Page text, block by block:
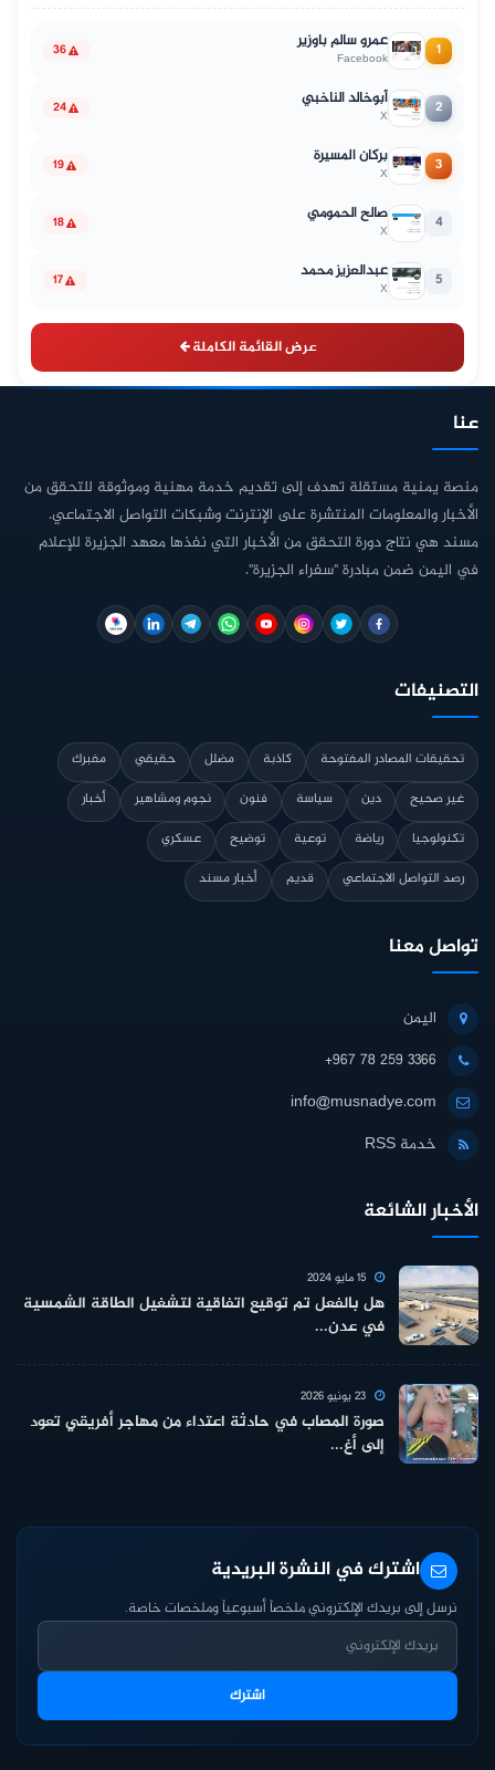
1 عمرو سالم باوزير
Facebook
36
2 أبوخالد الناخبي
X
24
3 بركان المسيرة
X
19
4 صالح الحمومي
X
18
5 عبدالعزيز محمد
X
17
عرض القائمة الكاملة
عنا
منصة يمنية مستقلة تهدف إلى تقديم خدمة مهنية وموثوقة للتحقق من
الأخبار والمعلومات المنتشرة على الإنترنت وشبكات التواصل الاجتماعي.
مسند هي نتاج دورة التحقق من الأخبار التي نفذها معهد الجزيرة للإعلام
في اليمن ضمن مبادرة "سفراء الجزيرة".
التصنيفات
تحقيقات المصادر المفتوحة كاذبة مضلل حقيقي
مفبرك
غير صحيح
دين سياسة فنون نجوم ومشاهير
أخبار
تكنولوجيا
رياضة توعية توضيح
عسكري
رصد التواصل الاجتماعي
قديم أخبار مسند
تواصل معنا
اليمن
+967 78 259 3366
info@musnadye.com
خدمة RSS
الأخبار الشائعة
هل بالفعل تم توقيع اتفاقية لتشغيل الطاقة الشمسية
في عدن...
صورة المصاب في حادثة اعتداء من مهاجر أفريقي تعود
إلى أغ...
اشترك في النشرة البريدية
نرسل إلى بريدك الإلكتروني ملخصاً أسبوعياً وملخصات خاصة.
اشترك